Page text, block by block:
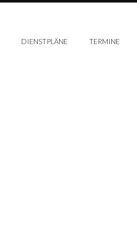
DIENSTPLÄNE TERMINE